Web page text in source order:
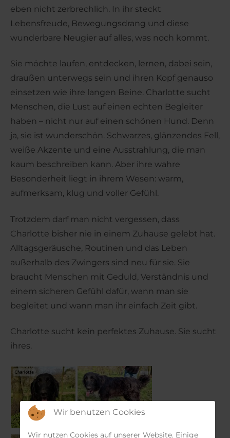
eben nicht zerbrechlich. In ihr steckt
Lebensfreude, Bewegungsdrang und diese
wunderbare Neugier auf alles, was noch kommt.
Sie möchte laufen, entdecken, lernen, dabei sein,
draußen unterwegs sein und ihren Kopf genauso
einsetzen wie ihre langen Beine. Charlotte sucht
Menschen, die Lust auf einen echten Begleiter
haben – nicht nur auf einen schönen Hund. Denn
ja, sie ist wunderschön. Schwarzes, glänzendes Fell,
weiße Akzente und eine Ausstrahlung, die man
kaum beschreiben kann. Aber ihre wahre
Besonderheit liegt in ihrem Wesen: warm,
aufmerksam, klug und voller Gefühl.
Trotzdem darf man nicht vergessen, dass
Charlotte bisher nie in einem Zuhause gelebt hat.
Alltagsgeräusche, Routinen und das Leben
außerhalb des Zwingers sind neu für sie. Sie
braucht Menschen mit Geduld, Verständnis und
einem sicheren Gefühl dafür, wann man sie
begleitet und wann man ihr einfach Zeit gibt.
Charlotte sucht kein perfektes Zuhause. Sie sucht
ihres.
Wir benutzen Cookies
Wir nutzen Cookies auf unserer Website. Einige